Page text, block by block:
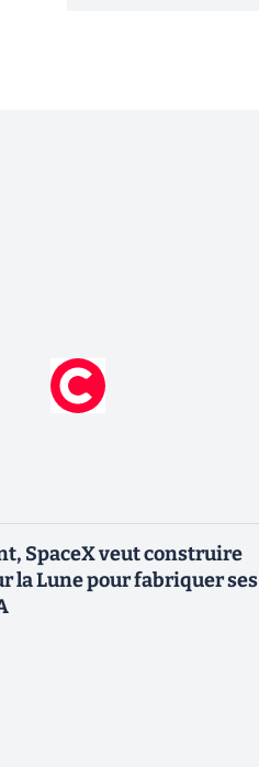
SpaceX veut construire
la Lune pour fabriquer ses